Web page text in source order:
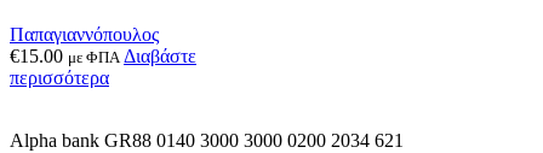
Παπαγιαννόπουλος
€15.00 με ΦΠΑ Διαβάστε
περισσότερα
Alpha bank GR88 0140 3000 3000 0200 2034 621